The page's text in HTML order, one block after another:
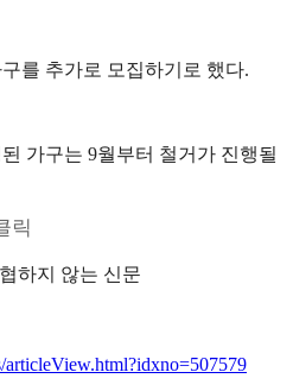
를 추가로 모집하기로 했다.
가구는 9월부터 철거가 진행될
릭
하지 않는 신문